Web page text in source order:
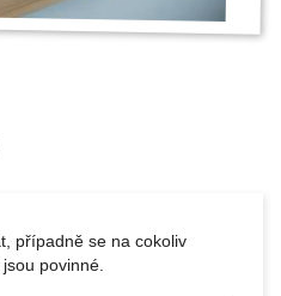
případně se na cokoliv
povinné.